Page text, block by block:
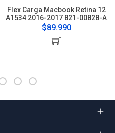
Flex Carga Macbook Retina 12
A1534 2016-2017 821-00828-A
$89.990